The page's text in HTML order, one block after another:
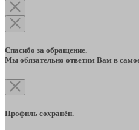
Спасибо за обращение.
Мы обязательно ответим Вам в
Профиль сохранён.